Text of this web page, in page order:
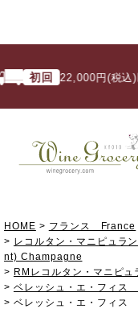
初回 22,000円(税込)以上
HOME フランス France
レコルタン・マニピュ
nt) Champagne
RMレコルタン・マニピュ
ベレッシュ・エ・フィ
ベレッシュ・エ・フィ